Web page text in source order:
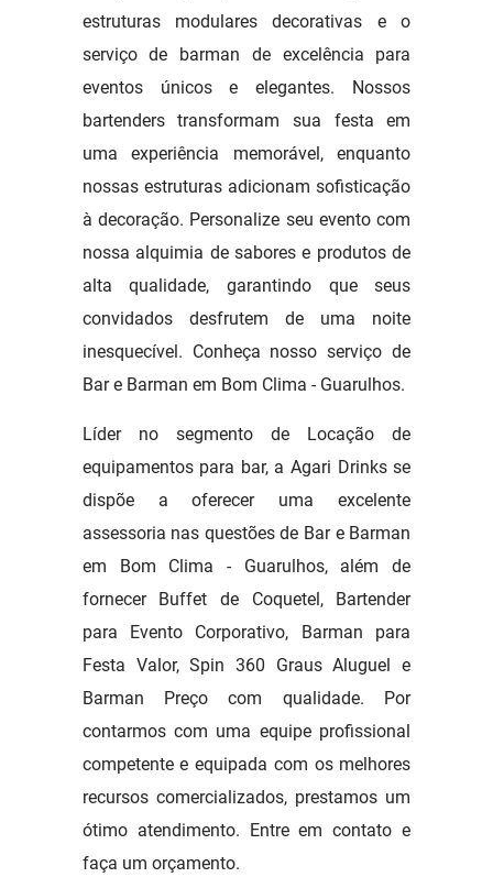
estruturas modulares decorativas e o
serviço de barman de excelência para
eventos únicos e elegantes. Nossos
bartenders transformam sua festa em
uma experiência memorável, enquanto
nossas estruturas adicionam sofisticação
à decoração. Personalize seu evento com
nossa alquimia de sabores e produtos de
alta qualidade, garantindo que seus
convidados desfrutem de uma noite
inesquecível. Conheça nosso serviço de
Bar e Barman em Bom Clima - Guarulhos.
Líder no segmento de Locação de
equipamentos para bar, a Agari Drinks se
dispõe a oferecer uma excelente
assessoria nas questões de Bar e Barman
em Bom Clima - Guarulhos, além de
fornecer Buffet de Coquetel, Bartender
para Evento Corporativo, Barman para
Festa Valor, Spin 360 Graus Aluguel e
Barman Preço com qualidade. Por
contarmos com uma equipe profissional
competente e equipada com os melhores
recursos comercializados, prestamos um
ótimo atendimento. Entre em contato e
faça um orçamento.